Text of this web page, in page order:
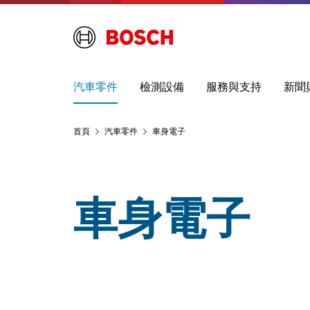
汽車零件 檢測設備 服務與支持 新聞
首頁 汽車零件 車身電子
車身電子